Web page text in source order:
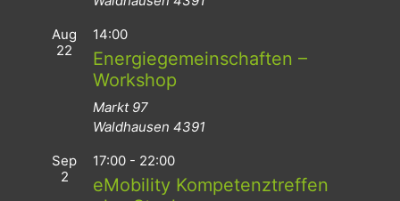
Aug
22
14:00
Energiegemeinschaften –
Workshop
Markt 97
Waldhausen 4391
Sep
2
17:00 - 22:00
eMobility Kompetenztreffen